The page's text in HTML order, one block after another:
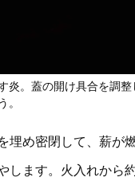
炎。蓋の開け具合を調
。
埋め密閉して、薪が
します。火入れから